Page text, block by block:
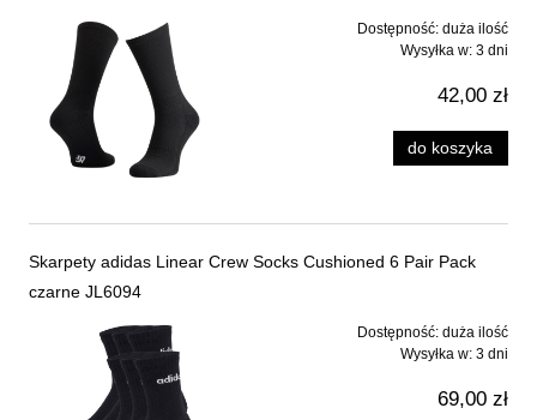
Dostępność: duża ilość
Wysyłka w: 3 dni
42,00 zł
do koszyka
Skarpety adidas Linear Crew Socks Cushioned 6 Pair Pack
czarne JL6094
Dostępność: duża ilość
Wysyłka w: 3 dni
69,00 zł